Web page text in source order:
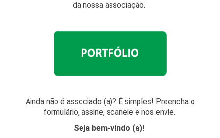
da nossa associação.
Ainda não é associado (a)? É simples! Preencha o
formulário, assine, scaneie e nos envie.
Seja bem-vindo (a)!